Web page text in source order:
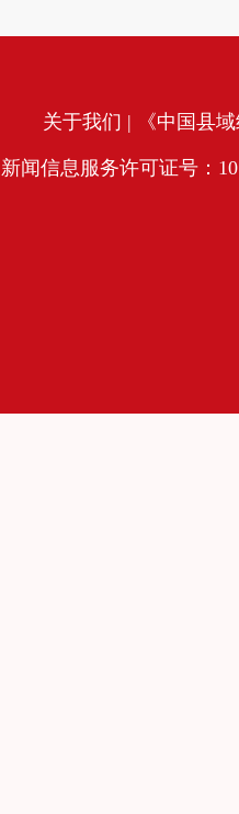
关于我们 | 《中国县
闻信息服务许可证号：